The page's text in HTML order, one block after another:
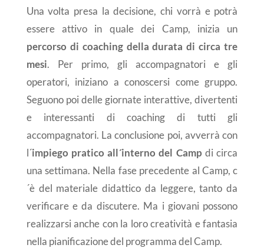
Una volta presa la decisione, chi vorrà e potrà
essere attivo in quale dei Camp, inizia un
percorso di coaching della durata di circa tre
mesi. Per primo, gli accompagnatori e gli
operatori, iniziano a conoscersi come gruppo.
Seguono poi delle giornate interattive, divertenti
e interessanti di coaching di tutti gli
accompagnatori. La conclusione poi, avverrà con
l´impiego pratico all´interno del Camp di circa
una settimana. Nella fase precedente al Camp, c
´è del materiale didattico da leggere, tanto da
verificare e da discutere. Ma i giovani possono
realizzarsi anche con la loro creatività e fantasia
nella pianificazione del programma del Camp.